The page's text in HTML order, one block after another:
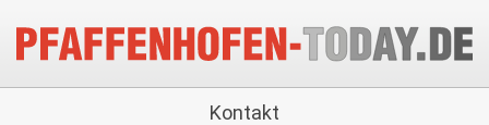
Kontakt